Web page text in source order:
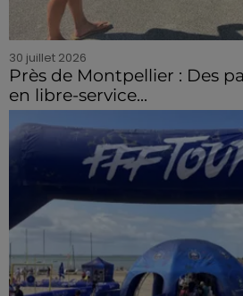
30 juillet 2026
Près de Montpellier : Des
en libre-service...